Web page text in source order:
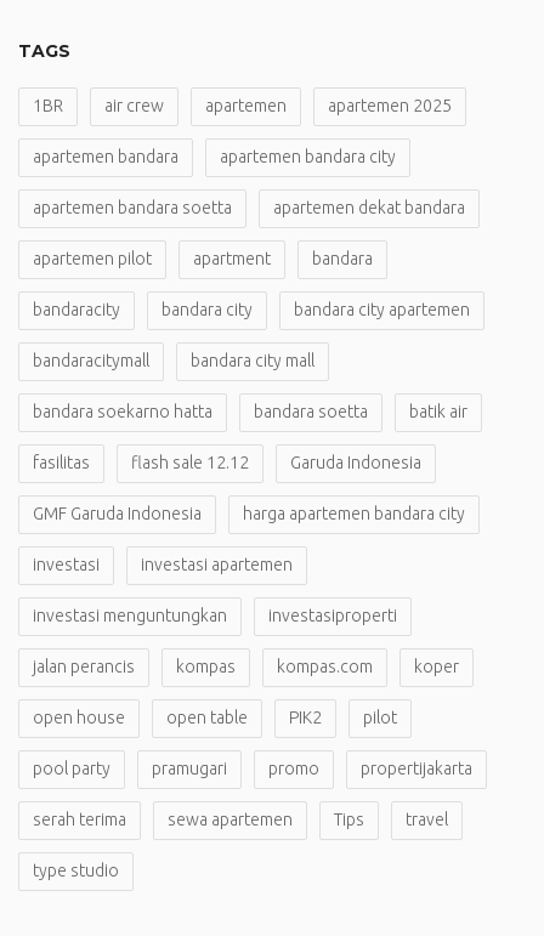
TAGS
1BR air crew apartemen apartemen 2025
apartemen bandara apartemen bandara city
apartemen bandara soetta apartemen dekat bandara
apartemen pilot apartment bandara
bandaracity bandara city bandara city apartemen
bandaracitymall bandara city mall
bandara soekarno hatta bandara soetta batik air
fasilitas flash sale 12.12 Garuda Indonesia
GMF Garuda Indonesia harga apartemen bandara city
investasi investasi apartemen
investasi menguntungkan investasiproperti
jalan perancis kompas kompas.com koper
open house open table PIK2 pilot
pool party pramugari promo propertijakarta
serah terima sewa apartemen Tips travel
type studio